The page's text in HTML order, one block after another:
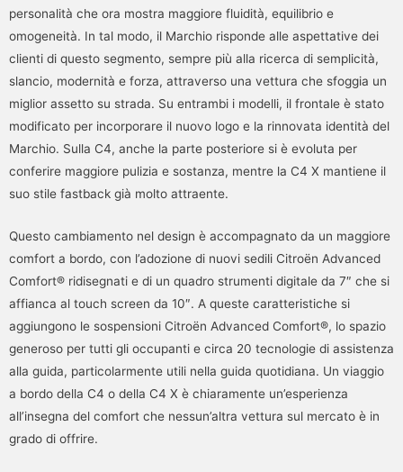
personalità che ora mostra maggiore fluidità, equilibrio e
omogeneità. In tal modo, il Marchio risponde alle aspettative dei
clienti di questo segmento, sempre più alla ricerca di semplicità,
slancio, modernità e forza, attraverso una vettura che sfoggia un
miglior assetto su strada. Su entrambi i modelli, il frontale è stato
modificato per incorporare il nuovo logo e la rinnovata identità del
Marchio. Sulla C4, anche la parte posteriore si è evoluta per
conferire maggiore pulizia e sostanza, mentre la C4 X mantiene il
suo stile fastback già molto attraente.
Questo cambiamento nel design è accompagnato da un maggiore
comfort a bordo, con l’adozione di nuovi sedili Citroën Advanced
Comfort® ridisegnati e di un quadro strumenti digitale da 7″ che si
affianca al touch screen da 10″. A queste caratteristiche si
aggiungono le sospensioni Citroën Advanced Comfort®, lo spazio
generoso per tutti gli occupanti e circa 20 tecnologie di assistenza
alla guida, particolarmente utili nella guida quotidiana. Un viaggio
a bordo della C4 o della C4 X è chiaramente un’esperienza
all’insegna del comfort che nessun’altra vettura sul mercato è in
grado di offrire.